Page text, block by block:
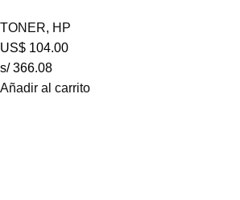
TONER, HP
US$ 104.00
s/ 366.08
Añadir al carrito